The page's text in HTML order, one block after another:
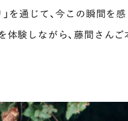
を通じて、今この瞬間を
験しながら、藤間さん